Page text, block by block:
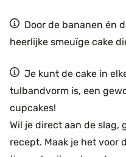
Door de bananen én
heerlijke smeuïge cake
Je kunt de cake in
tulbandvorm is, een
cupcakes!
Wil je direct aan de slag,
recept. Maak je het voor